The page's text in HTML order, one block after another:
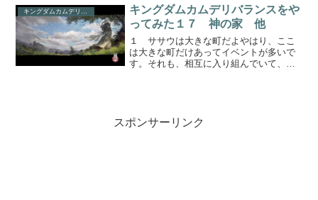
いや、あのキングダムもいいんだけど、
私が望ん...
キングダムカムデリバランス
キングダムカムデリバランスをや
ってみた１７ 神の家 他
１ ササウは大きな町だよやはり、ここ
は大きな町だけあってイベントが多いで
す。それも、相互に入り組んでいて、ど
スポンサーリンク